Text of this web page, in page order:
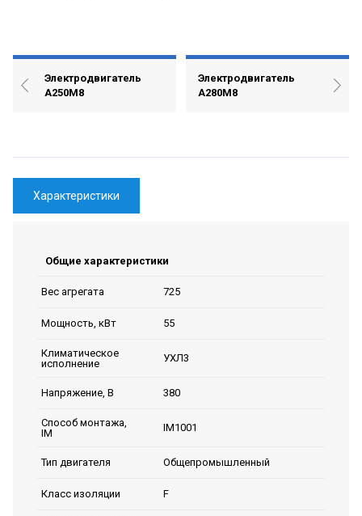
Электродвигатель
А250М8
Электродвигатель
А280М8
Характеристики
Общие характеристики
Вес агрегата 725
Мощность, кВт 55
Климатическое
исполнение
УХЛ3
Напряжение, В 380
Способ монтажа,
IM
IM1001
Тип двигателя Общепромышленный
Класс изоляции F